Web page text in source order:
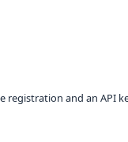
registration and an